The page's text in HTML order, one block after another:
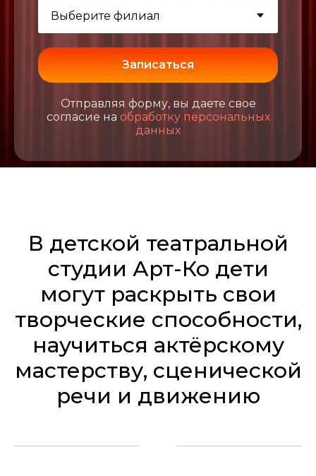
Записаться
Отправляя форму, вы даете свое
согласие на обработку персональных
данных
В детской театральной
студии Арт-Ко дети
могут раскрыть свои
творческие способности,
научиться актёрскому
мастерству, сценической
речи и движению